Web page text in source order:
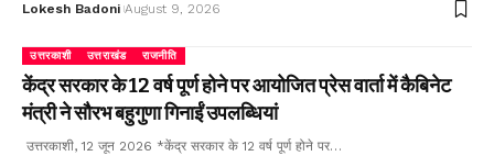
Lokesh Badoni August 9, 2026
उत्तरकाशी उत्तराखंड राजनीति
केंद्र सरकार के 12 वर्ष पूर्ण होने पर आयोजित प्रेस वार्ता में कैबिनेट
मंत्री ने सौरभ बहुगुणा गिनाईं उपलब्धियां
उत्तरकाशी, 12 जून 2026 *केंद्र सरकार के 12 वर्ष पूर्ण होने पर…